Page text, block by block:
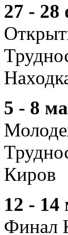
27 - 28
5 - 8
Киров
12 - 14
Финал